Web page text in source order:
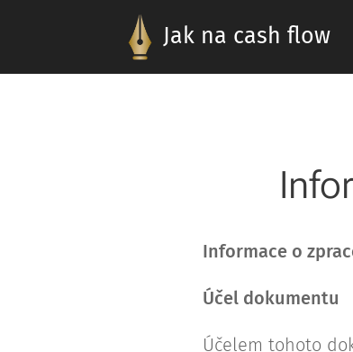
Jak na cash flow
Informace o
Účel dokumentu
Účelem tohoto